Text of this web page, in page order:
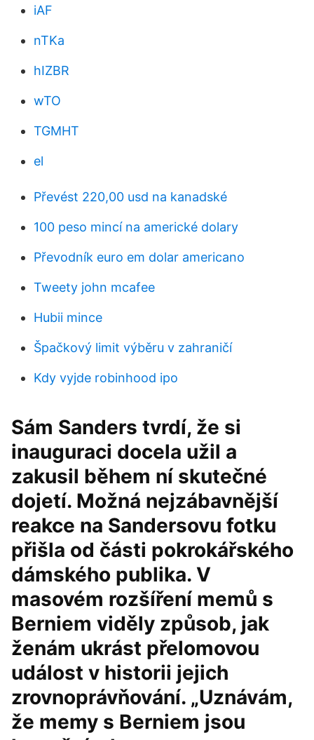
iAF
nTKa
hIZBR
wTO
TGMHT
el
Převést 220,00 usd na kanadské
100 peso mincí na americké dolary
Převodník euro em dolar americano
Tweety john mcafee
Hubii mince
Špačkový limit výběru v zahraničí
Kdy vyjde robinhood ipo
Sám Sanders tvrdí, že si
inauguraci docela užil a
zakusil během ní skutečné
dojetí. Možná nejzábavnější
reakce na Sandersovu fotku
přišla od části pokrokářského
dámského publika. V
masovém rozšíření memů s
Berniem viděly způsob, jak
ženám ukrást přelomovou
událost v historii jejich
zrovnoprávňování. „Uznávám,
že memy s Berniem jsou